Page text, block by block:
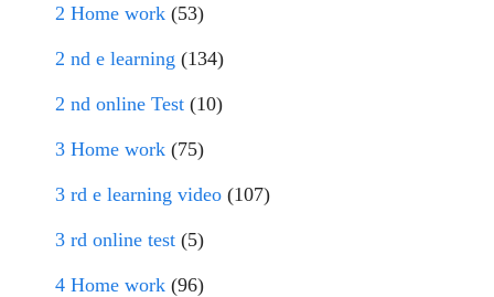
2 Home work (53)
2 nd e learning (134)
2 nd online Test (10)
3 Home work (75)
3 rd e learning video (107)
3 rd online test (5)
4 Home work (96)